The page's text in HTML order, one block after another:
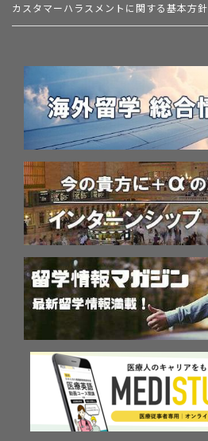
カスタマーハラスメントに関する基本方針